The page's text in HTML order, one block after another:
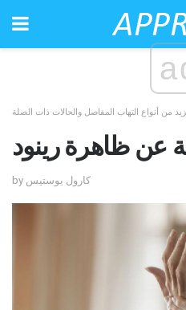
من أنواع التهاب المفاصل والحالات ذات الصلة
عن ظاهرة رينود
by كارول يوستيس